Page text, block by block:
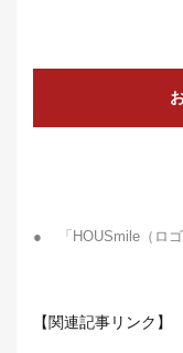
● 「HOUSmile（ロ
【関連記事リンク】